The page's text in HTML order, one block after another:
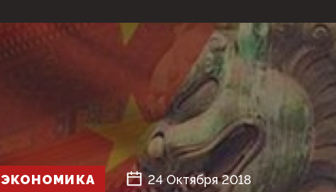
ЭКОНОМИКА 24 Октября 2018